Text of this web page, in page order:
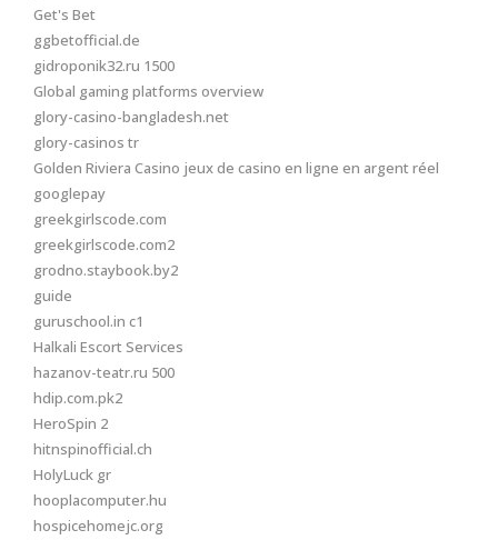
Get's Bet
ggbetofficial.de
gidroponik32.ru 1500
Global gaming platforms overview
glory-casino-bangladesh.net
glory-casinos tr
Golden Riviera Casino jeux de casino en ligne en argent réel
googlepay
greekgirlscode.com
greekgirlscode.com2
grodno.staybook.by2
guide
guruschool.in c1
Halkali Escort Services
hazanov-teatr.ru 500
hdip.com.pk2
HeroSpin 2
hitnspinofficial.ch
HolyLuck gr
hooplacomputer.hu
hospicehomejc.org